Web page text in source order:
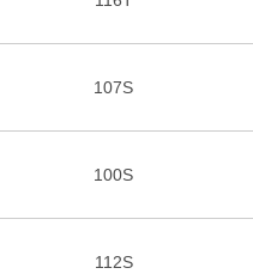
107S
100S
112S